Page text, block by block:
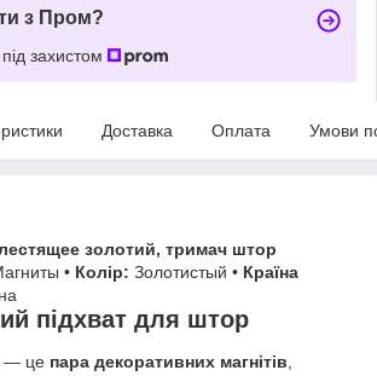
з Пром?
захистом
Доставка Оплата Умови
золотий, тримач штор
• Колір: Золотистый • Країна
підхват для штор
— це пара декоративних магнітів,